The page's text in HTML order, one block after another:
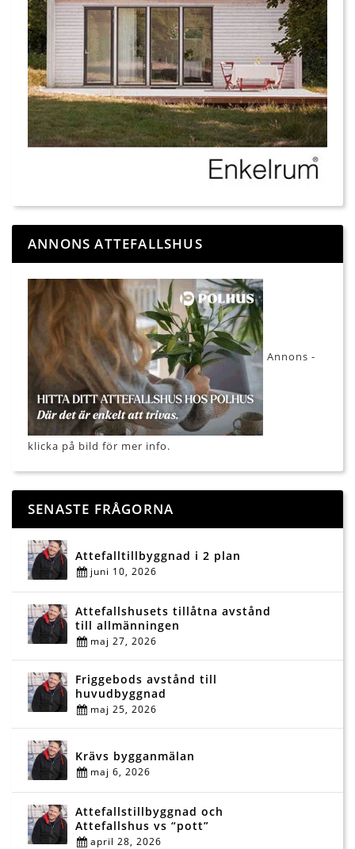
ANNONS ATTEFALLSHUS
Annons -
klicka på bild för mer info.
SENASTE FRÅGORNA
Attefalltillbyggnad i 2 plan
juni 10, 2026
Attefallshusets tillåtna avstånd
till allmänningen
maj 27, 2026
Friggebods avstånd till
huvudbyggnad
maj 25, 2026
Krävs bygganmälan
maj 6, 2026
Attefallstillbyggnad och
Attefallshus vs “pott”
april 28, 2026